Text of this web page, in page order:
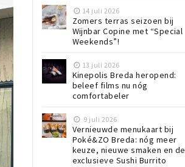
14 juli 2026
Zomers terras seizoen bij
Wijnbar Copine met “Special
Weekends”!
13 juli 2026
Kinepolis Breda heropend:
beleef films nu nóg
comfortabeler
9 juli 2026
Vernieuwde menukaart bij
Poké&ZO Breda: nóg meer
keuze, nieuwe smaken en de
exclusieve Sushi Burrito